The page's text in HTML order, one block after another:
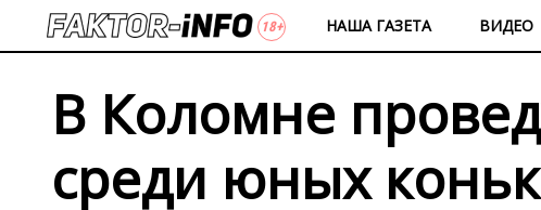
НАША ГАЗЕТА ВИДЕО
В Коломне
среди юных